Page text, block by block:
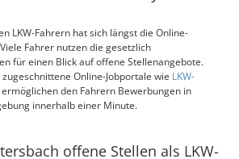
LKW-Fahrern hat sich längst die Online-
Fahrer nutzen die gesetzlich
für einen Blick auf offene Stellenangebote.
Online-Jobportale wie LKW-
ermöglichen den Fahrern Bewerbungen in
innerhalb einer Minute.
offene Stellen als LKW-